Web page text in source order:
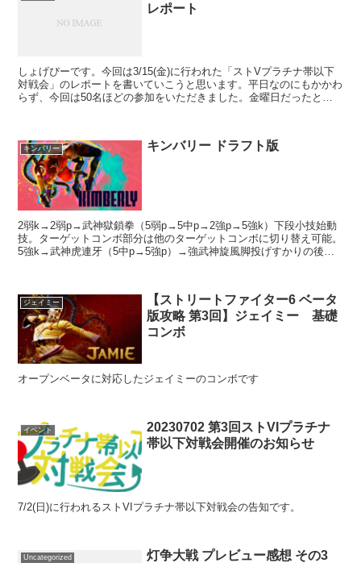
レポート
しょげぴーです。今回は3/15(金)に行われた「ストVプラチナ帯以下
対戦会」のレポートを書いていこうと思います。平日なのにもかかわ
らず、今回は50名ほどの参加をいただきました。金曜日だったとい
キンバリー キンバリー ドラフト版
2弱k→2弱p→武神獄鎖拳（5弱p→5中p→2強p→5強k）下段小技始動
技。ターゲットコンボ部分は他のターゲットコンボに切り替え可能。
5強k→武神虎連牙（5中p→5強p）→強武神旋風脚投げすかりの後や
ジェイミー
【ストリートファイター6 ベータ
版攻略 第3回】ジェイミー 基礎
コンボ
オープンベータに対応したジェイミーのコンボです
イベント
20230702 第3回ストVIプラチナ
帯以下対戦会開催のお知らせ
7/2(日)に行われるストVIプラチナ帯以下対戦会の告知です。
Uncategorized 灯争大戦 プレビュー感想 その3